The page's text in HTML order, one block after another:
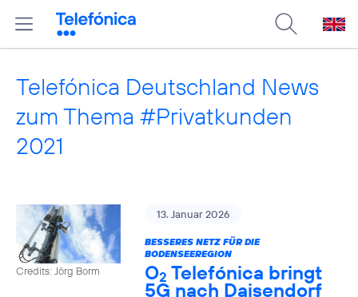
Telefónica Deutschland News
zum Thema #Privatkunden
2021
Credits: Jörg Borm
13. Januar 2026
BESSERES NETZ FÜR DIE
BODENSEEREGION
O2 Telefónica bringt
5G nach Daisendorf